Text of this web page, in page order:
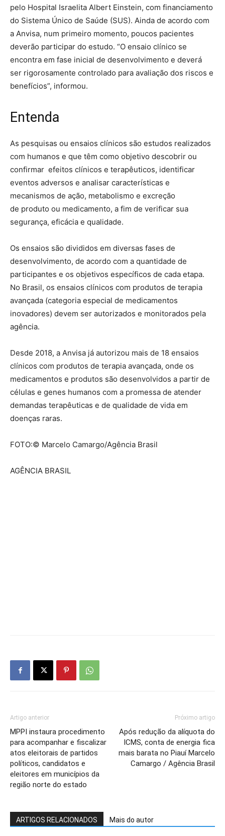
pelo Hospital Israelita Albert Einstein, com financiamento
do Sistema Único de Saúde (SUS). Ainda de acordo com
a Anvisa, num primeiro momento, poucos pacientes
deverão participar do estudo. “O ensaio clínico se
encontra em fase inicial de desenvolvimento e deverá
ser rigorosamente controlado para avaliação dos riscos e
benefícios”, informou.
Entenda
As pesquisas ou ensaios clínicos são estudos realizados
com humanos e que têm como objetivo descobrir ou
confirmar efeitos clínicos e terapêuticos, identificar
eventos adversos e analisar características e
mecanismos de ação, metabolismo e excreção
de produto ou medicamento, a fim de verificar sua
segurança, eficácia e qualidade.
Os ensaios são divididos em diversas fases de
desenvolvimento, de acordo com a quantidade de
participantes e os objetivos específicos de cada etapa.
No Brasil, os ensaios clínicos com produtos de terapia
avançada (categoria especial de medicamentos
inovadores) devem ser autorizados e monitorados pela
agência.
Desde 2018, a Anvisa já autorizou mais de 18 ensaios
clínicos com produtos de terapia avançada, onde os
medicamentos e produtos são desenvolvidos a partir de
células e genes humanos com a promessa de atender
demandas terapêuticas e de qualidade de vida em
doenças raras.
FOTO:© Marcelo Camargo/Agência Brasil
AGÊNCIA BRASIL
Artigo anterior
MPPI instaura procedimento
para acompanhar e fiscalizar
atos eleitorais de partidos
políticos, candidatos e
eleitores em municípios da
região norte do estado
Próximo artigo
Após redução da alíquota do
ICMS, conta de energia fica
mais barata no Piauí Marcelo
Camargo / Agência Brasil
ARTIGOS RELACIONADOS Mais do autor